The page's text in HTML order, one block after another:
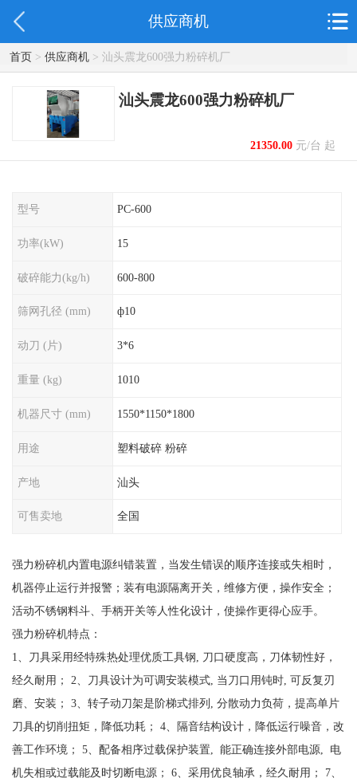
供应商机
首页> 供应商机> 汕头震龙600强力粉碎机厂
汕头震龙600强力粉碎机厂
21350.00元/台 起
型号 PC-600
功率(kW) 15
破碎能力(kg/h) 600-800
筛网孔径 (mm) ф10
动刀 (片) 3*6
重量 (kg) 1010
机器尺寸 (mm) 1550*1150*1800
用途 塑料破碎 粉碎
产地 汕头
可售卖地 全国
强力粉碎机内置电源纠错装置，当发生错误的顺序连接或失相时，
机器停止运行并报警；装有电源隔离开关，维修方便，操作安全；
活动不锈钢料斗、手柄开关等人性化设计，使操作更得心应手。
强力粉碎机特点：
1、刀具采用经特殊热处理优质工具钢, 刀口硬度高，刀体韧性好，
经久耐用； 2、刀具设计为可调安装模式, 当刀口用钝时, 可反复刃
磨、安装； 3、转子动刀架是阶梯式排列, 分散动力负荷，提高单片
刀具的切削扭矩，降低功耗； 4、隔音结构设计，降低运行噪音，改
善工作环境； 5、配备相序过载保护装置, 能正确连接外部电源, 电
机失相或过载能及时切断电源； 6、采用优良轴承，经久耐用； 7、